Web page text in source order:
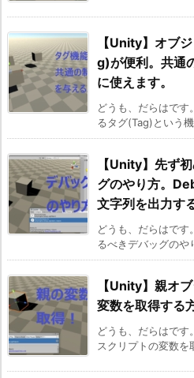
【Unity】オブ
g)が便利。共通
に使えます。
どうも、だらはで
るタグ(Tag)という
【Unity】先ず
グのやり方。
文字列を出力す
どうも、だらはです
るべきデバッグのや
【Unity】親オ
変数を取得する
どうも、だらはで
スクリプトの変数